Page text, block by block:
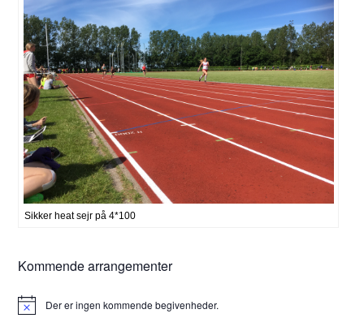
Sikker heat sejr på 4*100
Kommende arrangementer
Notice Der er ingen kommende begivenheder.